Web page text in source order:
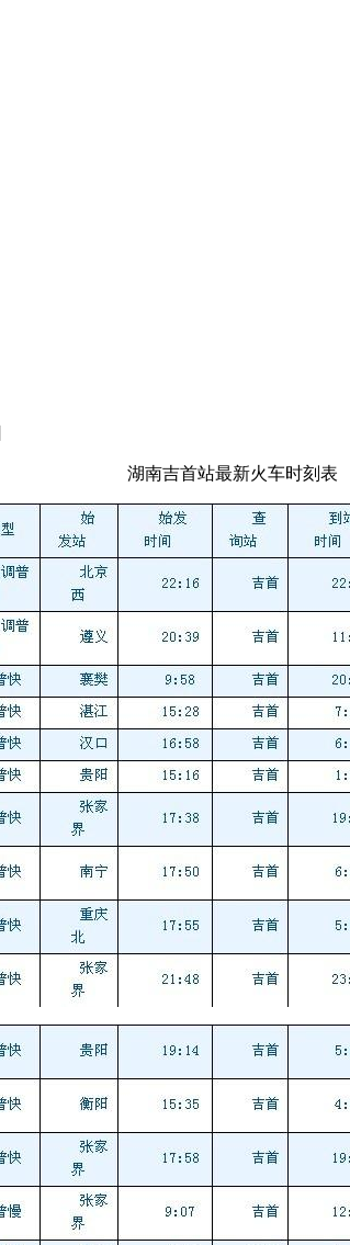
湖南吉首站最新火车时刻表